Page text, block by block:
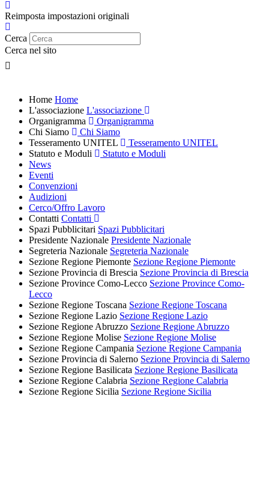
Reimposta impostazioni originali
Cerca
Cerca nel sito
Home Home
L'associazione L'associazione
Organigramma
Organigramma
Chi Siamo
Chi Siamo
Tesseramento UNITEL
Tesseramento UNITEL
Statuto e Moduli
Statuto e Moduli
News
Eventi
Convenzioni
Audizioni
Cerco/Offro Lavoro
Contatti Contatti
Spazi Pubblicitari Spazi Pubblicitari
Presidente Nazionale Presidente Nazionale
Segreteria Nazionale Segreteria Nazionale
Sezione Regione Piemonte Sezione Regione Piemonte
Sezione Provincia di Brescia Sezione Provincia di Brescia
Sezione Province Como-Lecco Sezione Province Como-
Lecco
Sezione Regione Toscana Sezione Regione Toscana
Sezione Regione Lazio Sezione Regione Lazio
Sezione Regione Abruzzo Sezione Regione Abruzzo
Sezione Regione Molise Sezione Regione Molise
Sezione Regione Campania Sezione Regione Campania
Sezione Provincia di Salerno Sezione Provincia di Salerno
Sezione Regione Basilicata Sezione Regione Basilicata
Sezione Regione Calabria Sezione Regione Calabria
Sezione Regione Sicilia Sezione Regione Sicilia